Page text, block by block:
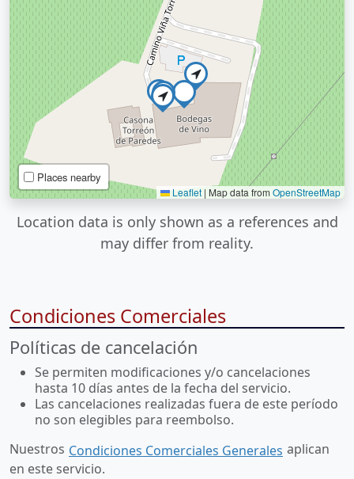
Places nearby
Leaflet | Map data fromOpenStreetMap
Location data is only shown as a references and
may differ from reality.
Condiciones Comerciales
Políticas de cancelación
Se permiten modificaciones y/o cancelaciones
hasta 10 días antes de la fecha del servicio.
Las cancelaciones realizadas fuera de este período
no son elegibles para reembolso.
Nuestros Condiciones Comerciales Generales aplican
en este servicio.